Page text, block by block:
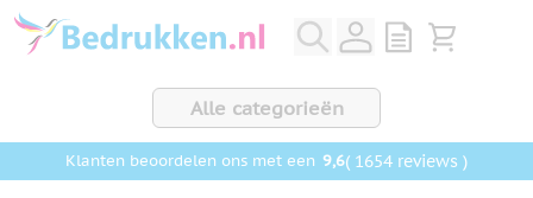
Ga naar de inhoud
View quote,
Bekijk
Alle categorieën
Klanten beoordelen ons met een 9,6( 1654 reviews )